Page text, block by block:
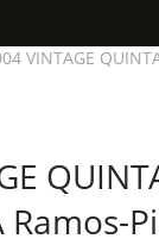
VINTAGE
Ramos-